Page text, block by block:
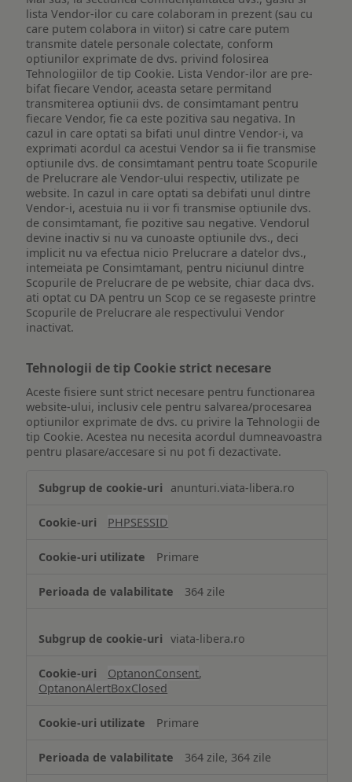
lista Vendor-ilor cu care colaboram in prezent (sau cu
care putem colabora in viitor) si catre care putem
transmite datele personale colectate, conform
optiunilor exprimate de dvs. privind folosirea
Tehnologiilor de tip Cookie. Lista Vendor-ilor are pre-
bifat fiecare Vendor, aceasta setare permitand
transmiterea optiunii dvs. de consimtamant pentru
fiecare Vendor, fie ca este pozitiva sau negativa. In
cazul in care optati sa bifati unul dintre Vendor-i, va
exprimati acordul ca acestui Vendor sa ii fie transmise
optiunile dvs. de consimtamant pentru toate Scopurile
de Prelucrare ale Vendor-ului respectiv, utilizate pe
website. In cazul in care optati sa debifati unul dintre
Vendor-i, acestuia nu ii vor fi transmise optiunile dvs.
de consimtamant, fie pozitive sau negative. Vendorul
devine inactiv si nu va cunoaste optiunile dvs., deci
implicit nu va efectua nicio Prelucrare a datelor dvs.,
intemeiata pe Consimtamant, pentru niciunul dintre
Scopurile de Prelucrare de pe website, chiar daca dvs.
ati optat cu DA pentru un Scop ce se regaseste printre
Scopurile de Prelucrare ale respectivului Vendor
inactivat.
Tehnologii de tip Cookie strict necesare
Aceste fisiere sunt strict necesare pentru functionarea
website-ului, inclusiv cele pentru salvarea/procesarea
optiunilor exprimate de dvs. cu privire la Tehnologii de
tip Cookie. Acestea nu necesita acordul dumneavoastra
pentru plasare/accesare si nu pot fi dezactivate.
de
Cookie
necesare
anunturi.viata-libera.ro
PHPSESSID
Primare
364 zile
viata-libera.ro
OptanonConsent,
OptanonAlertBoxClosed
Primare
364 zile, 364 zile